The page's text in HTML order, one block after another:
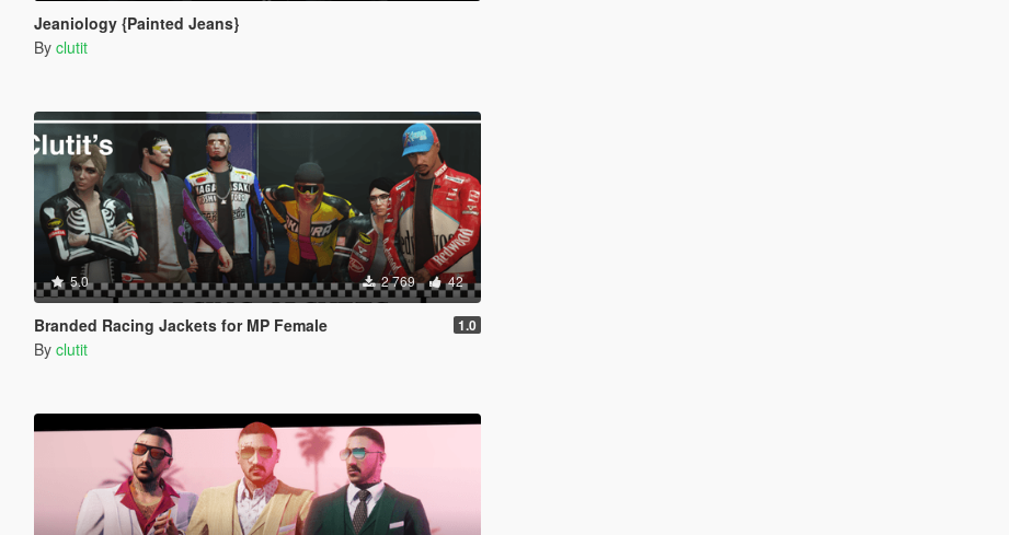
Jeaniology {Painted Jeans}
By clutit
5.0 2 769 42
Branded Racing Jackets for MP Female 1.0
By clutit